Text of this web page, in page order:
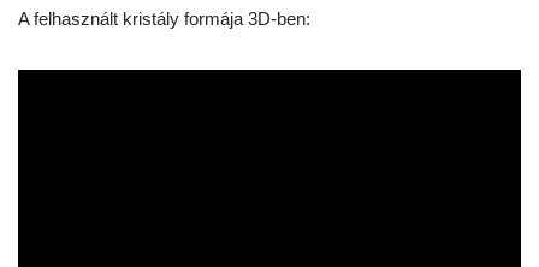
A felhasznált kristály formája 3D-ben: